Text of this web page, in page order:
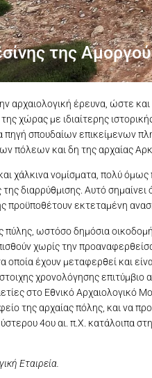
της Αμοργού
έρευνα, ώστε και
χώρας με ιδιαίτερης
πηγή σπουδαίων επικείμενων
πόλεων και δη της αρχαίας
χάλκινα νομίσματα, πολύ
διαρρύθμισης. Αυτό
προϋποθέτουν εκτεταμένη
ωστόσο δημόσια
χωρίς την
έχουν μεταφερθεί και
χρονολόγησης
στο Εθνικό Αρχαιολογικό
της αρχαίας πόλης, και να
4ου αι. π.Χ. κατάλοιπα
Εταιρεία.